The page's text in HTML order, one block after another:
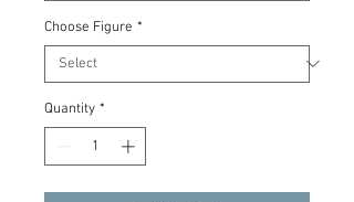
Choose Figure *
Quantity *